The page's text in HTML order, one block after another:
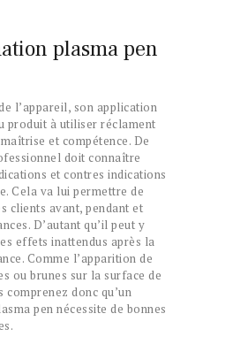
plasma pen
l’appareil, son application
produit à utiliser réclament
et compétence. De
doit connaître
et contres indications
Cela va lui permettre de
clients avant, pendant et
D’autant qu’il peut y
effets inattendus après la
Comme l’apparition de
ou brunes sur la surface de
comprenez donc qu’un
pen nécessite de bonnes